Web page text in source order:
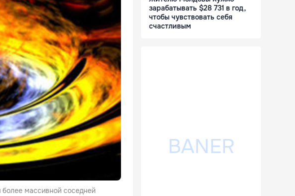
массивной соседней
зарабатывать $28 731 в год,
чтобы чувствовать себя
счастливым